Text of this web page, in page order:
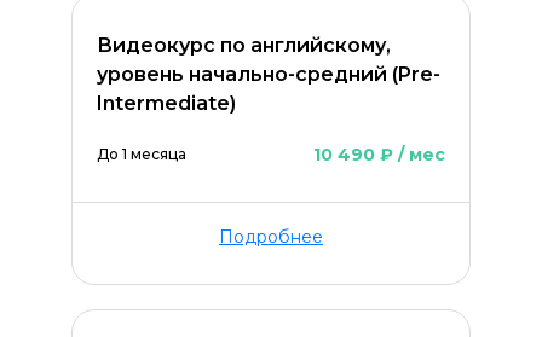
Видеокурс по английскому,
уровень начально-средний (Pre-
Intermediate)
До 1 месяца 10 490 ₽ / мес
Подробнее